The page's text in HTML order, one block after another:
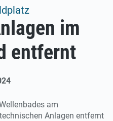
im
entfernt
am
Anlagen entfernt